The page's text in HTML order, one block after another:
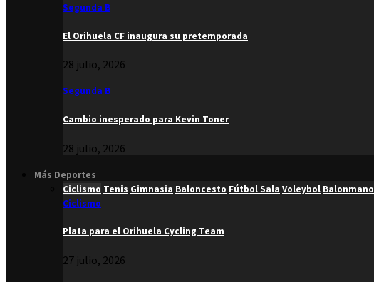
Segunda B
El Orihuela CF inaugura su pretemporada
28 julio, 2026
Segunda B
Cambio inesperado para Kevin Toner
28 julio, 2026
Más Deportes
Ciclismo Tenis Gimnasia Baloncesto Fútbol Sala Voleybol Balonmano
Ciclismo
Plata para el Orihuela Cycling Team
27 julio, 2026